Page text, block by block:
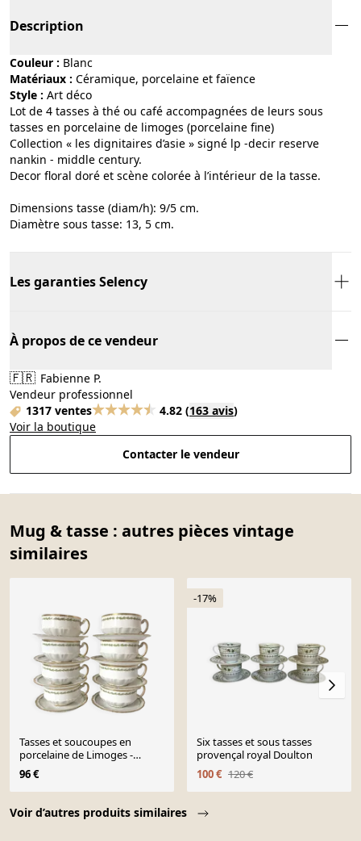
Description
Couleur :
blanc
Matériaux :
céramique, porcelaine et faïence
Style :
art déco
Lot de 4 tasses à thé ou café accompagnées de leurs sous
tasses en porcelaine de limoges (porcelaine fine)
Collection « les dignitaires d’asie » signé lp -decir reserve
nankin - middle century.
Decor floral doré et scène colorée à l’intérieur de la tasse.
Dimensions tasse (diam/h): 9/5 cm.
Diamètre sous tasse: 13, 5 cm.
Les garanties Selency
À propos de ce vendeur
🇫🇷 Fabienne P.
Vendeur professionnel
1317 ventes
4.82 (163 avis)
Voir la boutique
Contacter le vendeur
Mug & tasse : autres pièces vintage
similaires
Voir d’autres produits similaires
Tasses et soucoupes en
porcelaine de Limoges -
Perrier Paris début XXe
96 €
-17%
Six tasses et sous tasses
provençal royal Doulton
100 € 120 €